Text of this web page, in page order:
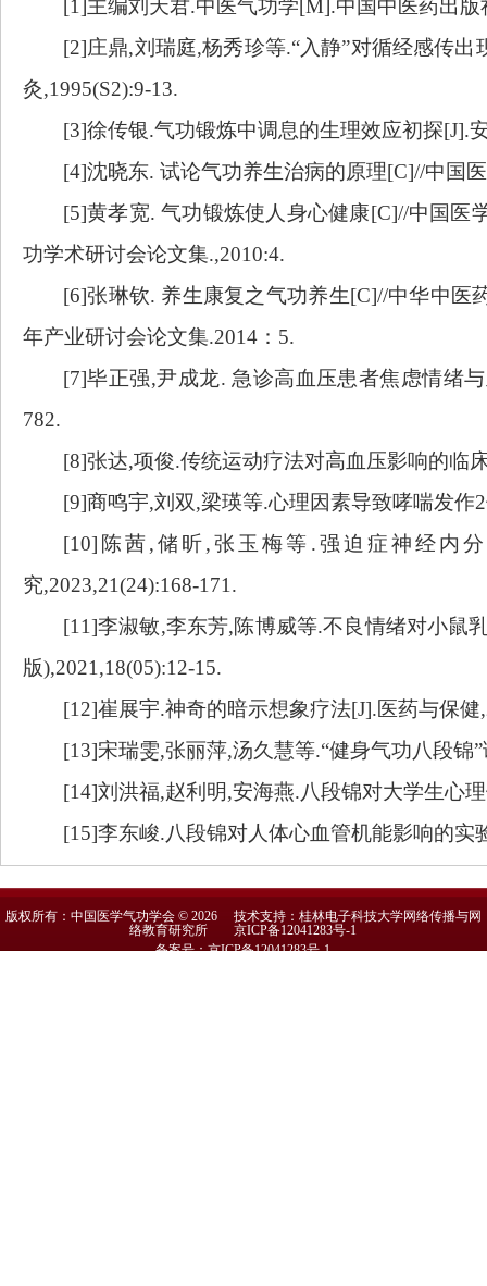
[1]主编刘天君.中医气功学[M].中国中医药出版
[2]庄鼎,刘瑞庭,杨秀珍等.“入静”对循经感传
灸,1995(S2):9-13.
[3]徐传银.气功锻炼中调息的生理效应初探[J].
[4]沈晓东. 试论气功养生治病的原理[C]//中国
[5]黄孝宽. 气功锻炼使人身心健康[C]//中国医
功学术研讨会论文集.,2010:4.
[6]张琳钦. 养生康复之气功养生[C]//中华中医
年产业研讨会论文集.2014 ： 5.
[7]毕正强,尹成龙. 急诊高血压患者焦虑情绪
782.
[8]张达,项俊.传统运动疗法对高血压影响的临
[9]商鸣宇,刘双,梁瑛等.心理因素导致哮喘发作
[10] 陈茜,储昕,张玉梅等.强迫症神经内
究,2023,21(24):168-171.
[11]李淑敏,李东芳,陈博威等.不良情绪对小鼠
版),2021,18(05):12-15.
[12]崔展宇.神奇的暗示想象疗法[J].医药与保健
[13]宋瑞雯,张丽萍,汤久慧等.“健身气功八段锦
[14]刘洪福,赵利明,安海燕.八段锦对大学生心
[15]李东峻.八段锦对人体心血管机能影响的实
版权所有：中国医学气功学会 © 2026 技术支持：桂林电子科技大学网络传播与网
络教育研究所京ICP备12041283号-1
备案号：京ICP备12041283号-1